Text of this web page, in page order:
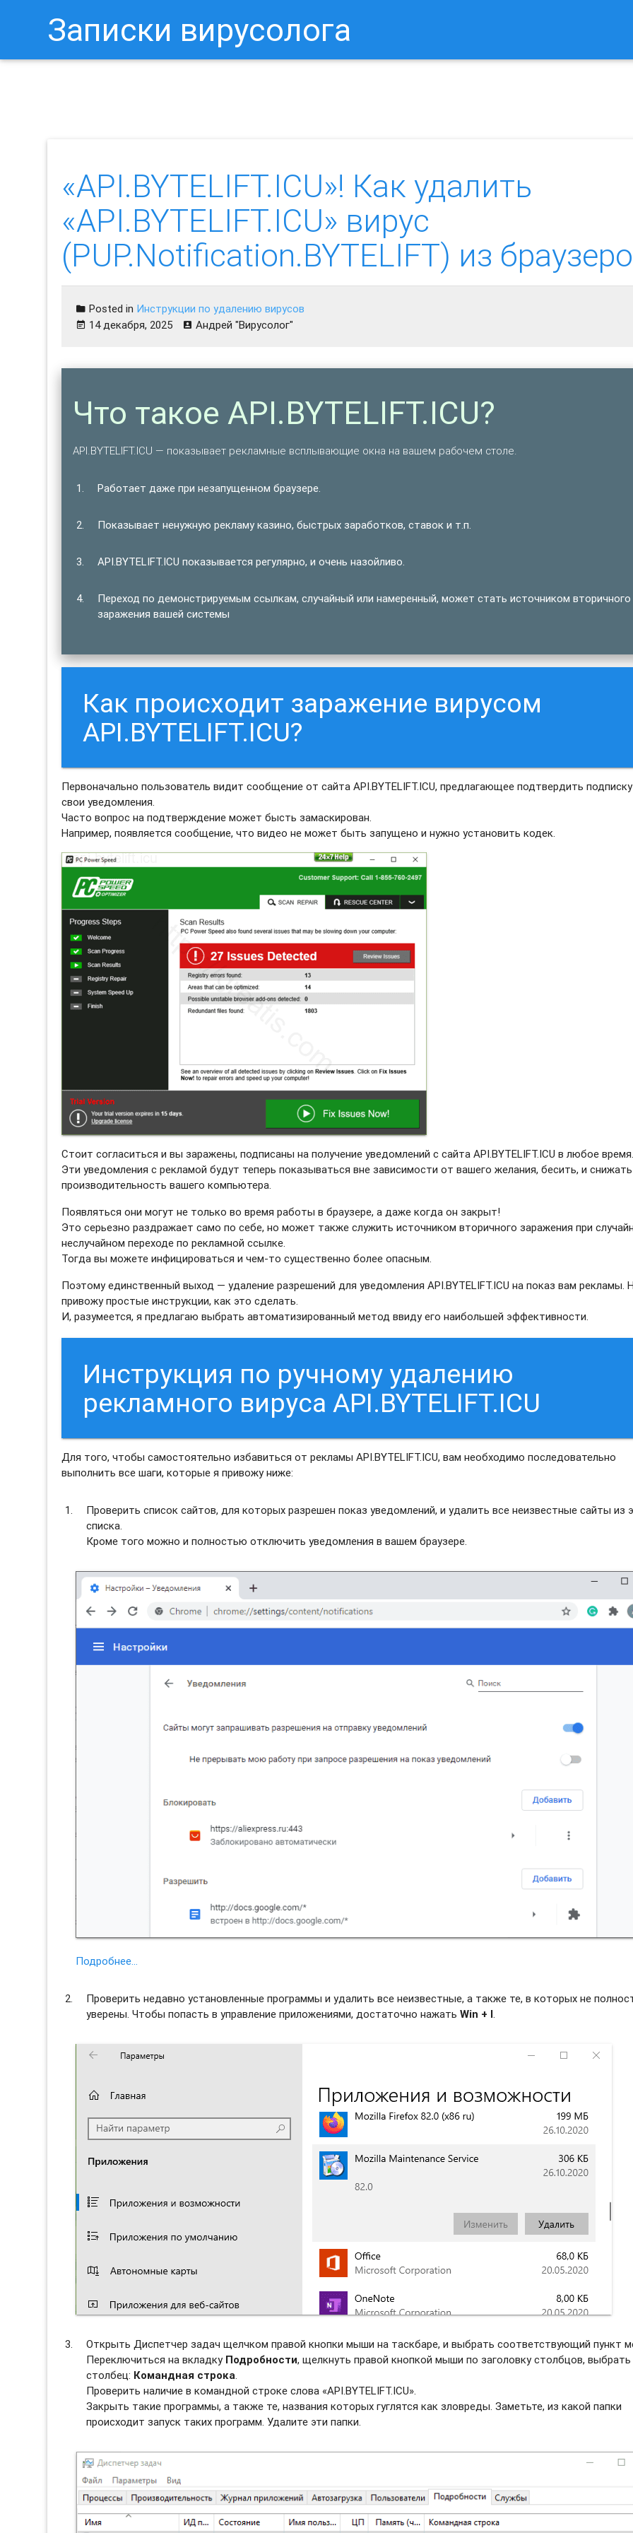
Записки вирусолога
«API.BYTELIFT.ICU»! Как удалить
«API.BYTELIFT.ICU» вирус
(PUP.Notification.BYTELIFT) из
Posted in Инструкции по удалению вирусов
14 декабря, 2025
Андрей "Вирусолог"
Что такое API.BYTELIFT.ICU?
API.BYTELIFT.ICU — показывает рекламные всплывающие окна на вашем рабочем столе.
Работает даже при незапущенном браузере.
Показывает ненужную рекламу казино, быстрых заработков, ставок и т.п.
API.BYTELIFT.ICU показывается регулярно, и очень назойливо.
Переход по демонстрируемым ссылкам, случайный или намеренный, может стать источником вторичного
заражения вашей системы
Как происходит заражение вирусом
API.BYTELIFT.ICU?
Первоначально пользователь видит сообщение от сайта API.BYTELIFT.ICU, предлагающее подтвердить
свои уведомления.
Часто вопрос на подтверждение может бысть замаскирован.
Например, появляется сообщение, что видео не может быть запущено и нужно установить кодек.
Стоит согласиться и вы заражены, подписаны на получение уведомлений с сайта API.BYTELIFT.ICU в любое
Эти уведомления с рекламой будут теперь показываться вне зависимости от вашего желания, бесить, и снижать
производительность вашего компьютера.
Появляться они могут не только во время работы в браузере, а даже когда он закрыт!
Это серьезно раздражает само по себе, но может также служить источником вторичного заражения при
неслучайном переходе по рекламной ссылке.
Тогда вы можете инфицироваться и чем-то существенно более опасным.
Поэтому единственный выход — удаление разрешений для уведомления API.BYTELIFT.ICU на показ вам рекламы.
привожу простые инструкции, как это сделать.
И, разумеется, я предлагаю выбрать автоматизированный метод ввиду его наибольшей эффективности.
Инструкция по ручному удалению
рекламного вируса API.BYTELIFT.ICU
Для того, чтобы самостоятельно избавиться от рекламы API.BYTELIFT.ICU, вам необходимо последовательно
выполнить все шаги, которые я привожу ниже:
Проверить список сайтов, для которых разрешен показ уведомлений, и удалить все неизвестные сайты из
списка.
Кроме того можно и полностью отключить уведомления в вашем браузере.
Подробнее…
Проверить недавно установленные программы и удалить все неизвестные, а также те, в которых не
уверены. Чтобы попасть в управление приложениями, достаточно нажатьWin + I
Открыть Диспетчер задач щелчком правой кнопки мыши на таскбаре, и выбрать соотвeтствующий пункт
Переключиться на вкладку Подробности, щелкнуть правой кнопкой мыши по заголовку столбцов, выбрать
столбец: Командная строка
Проверить наличие в командной строке слова «API.BYTELIFT.ICU».
Закрыть такие программы, а также те, названия которых гуглятся как зловреды. Заметьте, из какой папки
происходит запуск таких программ. Удалите эти папки.